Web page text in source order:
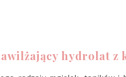
hydrolat z